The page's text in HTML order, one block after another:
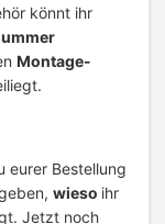
könnt ihr
Montage-
eurer Bestellung
wieso ihr
Jetzt noch